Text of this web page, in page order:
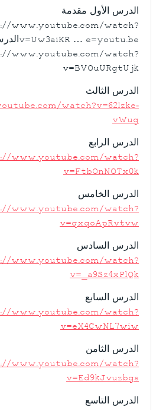
الدرس الأول مقدمة
www.youtube.com/watch?
v=Uw3aiKR … e=youtu.be
www.youtube.com/watch?
v=BVOuURgtUjk
الدرس الثالث
watch?v=62Izke-
vWug
الدرس الرابع
www.youtube.com/watch?
v=FtbOnNOTx0k
الدرس الخامس
www.youtube.com/watch?
v=qxqoApRvtvw
الدرس السادس
www.youtube.com/watch?
v=_a9Sz4xPlQk
الدرس السابع
www.youtube.com/watch?
v=eX4CwNL7wiw
الدرس الثامن
www.youtube.com/watch?
v=Ed9kJvuzbgs
الدرس التاسع